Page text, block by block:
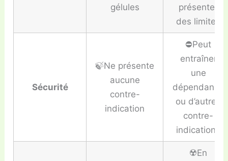
gélules
présenter
des limites
Sécurité
🍃Ne présente
aucune
contre-
indication
⛔️Peut
entraîner
une
dépendance
ou d’autres
contre-
indications
☢️En